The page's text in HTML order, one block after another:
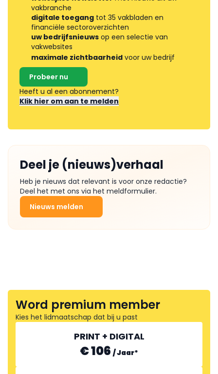
vakbranche
digitale toegang tot 35 vakbladen en
financiële sectoroverzichten
uw bedrijfsnieuws op een selectie van
vakwebsites
maximale zichtbaarheid voor uw bedrijf
Probeer nu
Heeft u al een abonnement?
Klik hier om aan te melden
Deel je (nieuws)verhaal
Heb je nieuws dat relevant is voor onze redactie?
Deel het met ons via het meldformulier.
Nieuws melden
Word premium member
Kies het lidmaatschap dat bij u past
PRINT + DIGITAL
€ 106 /Jaar*